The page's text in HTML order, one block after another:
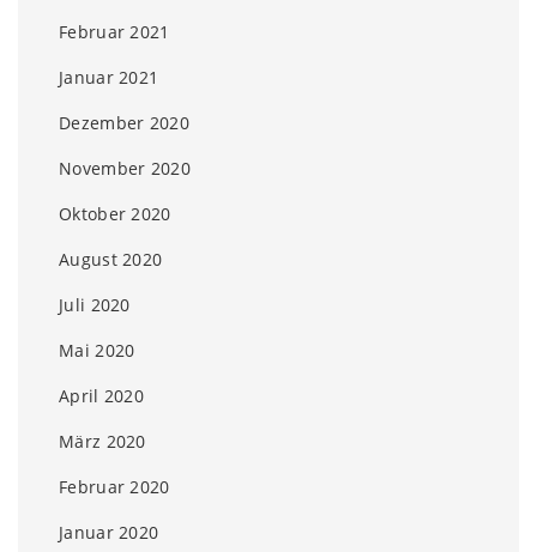
Februar 2021
Januar 2021
Dezember 2020
November 2020
Oktober 2020
August 2020
Juli 2020
Mai 2020
April 2020
März 2020
Februar 2020
Januar 2020